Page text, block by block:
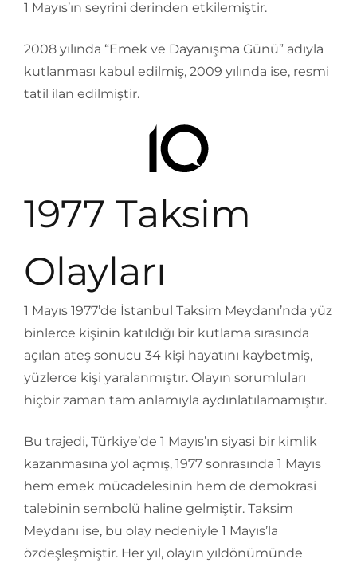
1 Mayıs’ın seyrini derinden etkilemiştir.
2008 yılında “Emek ve Dayanışma Günü” adıyla
kutlanması kabul edilmiş, 2009 yılında ise, resmi
tatil ilan edilmiştir.
1977 Taksim
Olayları
1 Mayıs 1977’de İstanbul Taksim Meydanı’nda yüz
binlerce kişinin katıldığı bir kutlama sırasında
açılan ateş sonucu 34 kişi hayatını kaybetmiş,
yüzlerce kişi yaralanmıştır. Olayın sorumluları
hiçbir zaman tam anlamıyla aydınlatılamamıştır.
Bu trajedi, Türkiye’de 1 Mayıs’ın siyasi bir kimlik
kazanmasına yol açmış, 1977 sonrasında 1 Mayıs
hem emek mücadelesinin hem de demokrasi
talebinin sembolü haline gelmiştir. Taksim
Meydanı ise, bu olay nedeniyle 1 Mayıs’la
özdeşleşmiştir. Her yıl, olayın yıldönümünde